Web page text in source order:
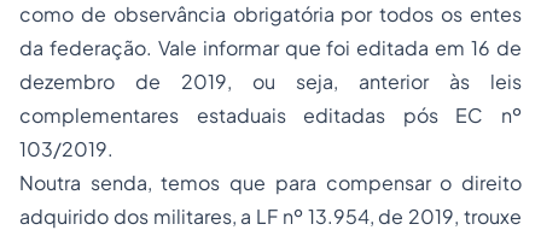
como de observância obrigatória por todos os entes
da federação. Vale informar que foi editada em 16 de
dezembro de 2019, ou seja, anterior às leis
complementares estaduais editadas pós EC nº
103/2019.
Noutra senda, temos que para compensar o direito
adquirido dos militares, a LF nº 13.954, de 2019, trouxe